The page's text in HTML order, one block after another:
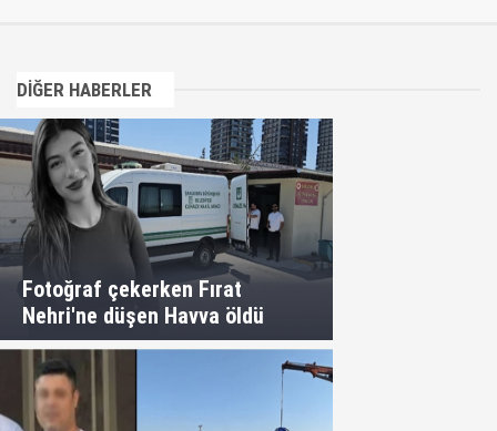
DİĞER HABERLER
Fotoğraf çekerken Fırat
Nehri'ne düşen Havva öldü